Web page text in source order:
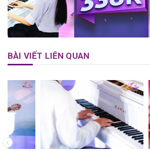
BÀI VIẾT LIÊN QUAN